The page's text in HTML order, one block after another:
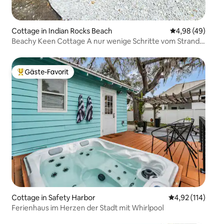
Cottage in Indian Rocks Beach
4,98 (49)
Beachy Keen Cottage A nur wenige Schritte vom Strand
Beliebter Gäste-Favorit.
Gäste-Favorit
Cottage in Safety Harbor
4,92 (114)
Ferienhaus im Herzen der Stadt mit Whirlpool